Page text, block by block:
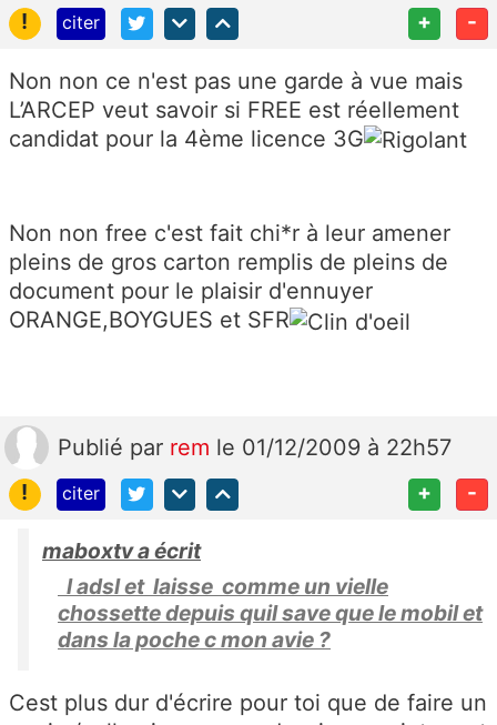
!
citer + -
Non non ce n'est pas une garde à vue mais
L’ARCEP veut savoir si FREE est réellement
candidat pour la 4ème licence 3G
Non non free c'est fait chi*r à leur amener
pleins de gros carton remplis de pleins de
document pour le plaisir d'ennuyer
ORANGE,BOYGUES et SFR
Publié par rem le 01/12/2009 à 22h57
!
citer + -
maboxtv a écrit
l adsl et laisse comme un vielle
chossette depuis quil save que le mobil et
dans la poche c mon avie ?
Cest plus dur d'écrire pour toi que de faire un